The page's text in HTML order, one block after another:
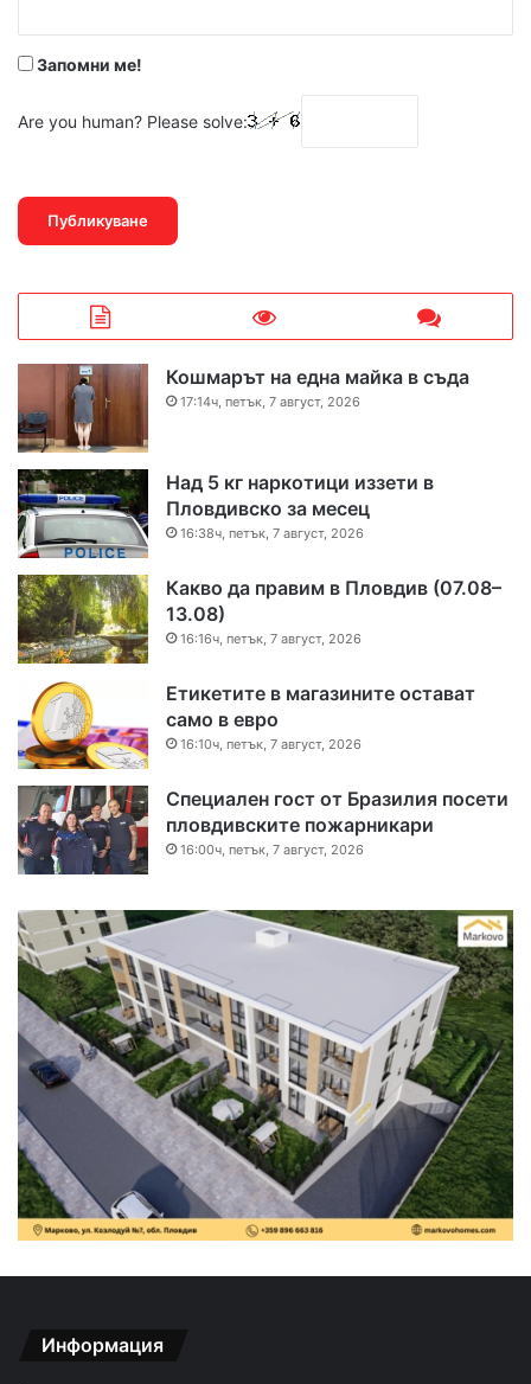
Запомни ме!
Are you human? Please solve:
Кошмарът на една майка в съда
17:14ч, петък, 7 август, 2026
Над 5 кг наркотици иззети в
Пловдивско за месец
16:38ч, петък, 7 август, 2026
Какво да правим в Пловдив (07.08–
13.08)
16:16ч, петък, 7 август, 2026
Етикетите в магазините остават
само в евро
16:10ч, петък, 7 август, 2026
Специален гост от Бразилия посети
пловдивските пожарникари
16:00ч, петък, 7 август, 2026
Информация